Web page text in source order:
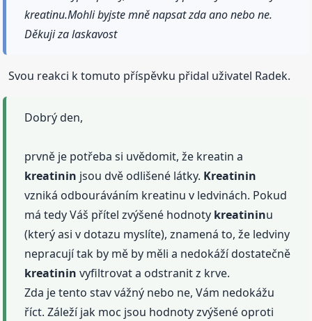
kreatinu.Mohli byjste mně napsat zda ano nebo ne.
Děkuji za laskavost
Svou reakci k tomuto příspěvku přidal uživatel Radek.
Dobrý den,
prvně je potřeba si uvědomit, že kreatin a
kreatinin jsou dvě odlišené látky. Kreatinin
vzniká odbouráváním kreatinu v ledvinách. Pokud
má tedy Váš přítel zvýšené hodnoty kreatininu
(který asi v dotazu myslíte), znamená to, že ledviny
nepracují tak by mě by měli a nedokáží dostatečně
kreatinin vyfiltrovat a odstranit z krve.
Zda je tento stav vážný nebo ne, Vám nedokážu
říct. Záleží jak moc jsou hodnoty zvýšené oproti